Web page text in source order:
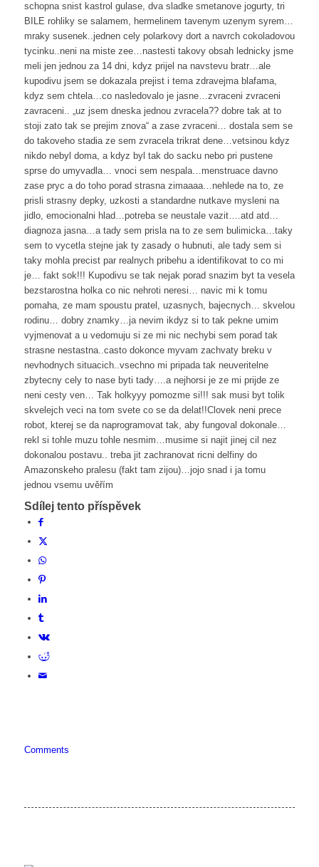
schopna snist kastrol gulase, dva sladke smetanove jogurty, tri
BILE rohliky se salamem, hermelinem tavenym uzenym syrem…
mraky susenek..jednen cely polarkovy dort a navrch cokoladovou
tycinku..neni na miste zee…nastesti takovy obsah lednicky jsme
meli jen jednou za 14 dni, kdyz prijel na navstevu bratr…ale
kupodivu jsem se dokazala prejist i tema zdravejma blafama,
kdyz sem chtela…co nasledovalo je jasne…zvraceni zvraceni
zavraceni.. „uz jsem dneska jednou zvracela?? dobre tak at to
stoji zato tak se prejim znova“ a zase zvraceni… dostala sem se
do takoveho stadia ze sem zvracela trikrat dene…vetsinou kdyz
nikdo nebyl doma, a kdyz byl tak do sacku nebo pri pustene
sprse do umyvadla… vnoci sem nespala…menstruace davno
zase pryc a do toho porad strasna zimaaaa…nehlede na to, ze
prisli strasny depky, uzkosti a standardne nutkave mysleni na
jidlo, emocionalni hlad…potreba se neustale vazit….atd atd…
diagnoza jasna…a tady sem prisla na to ze sem bulimicka…taky
sem to vycetla stejne jak ty zasady o hubnuti, ale tady sem si
taky mohla precist par realnych pribehu a identifikovat to co mi
je… fakt sok!!! Kupodivu se tak nejak porad snazim byt ta vesela
bezstarostna holka co nic nehroti neresi… navic mi k tomu
pomaha, ze mam spoustu pratel, uzasnych, bajecnych… skvelou
rodinu… dobry znamky…ja nevim ikdyz si to tak pekne umim
vyjmenovat a u vedomuju si ze mi nic nechybi sem porad tak
strasne nestastna..casto dokonce myvam zachvaty breku v
nevhodnych situacich..vsechno mi pripada tak neuveritelne
zbytecny cely to nase byti tady….a nejhorsi je ze mi prijde ze
neni cesty ven… Tak holkyyy pomozme si!!! sak musi byt tolik
skvelejch veci na tom svete co se da delat!!Clovek neni prece
robot, kterej se da naprogramovat tak, aby fungoval dokonale…
rekl si tohle muzu tohle nesmim…musime si najit jinej cil nez
dokonalou postavu.. treba jit zachranovat ricni delfiny do
Amazonskeho pralesu (fakt tam zijou)…jojo snad i ja tomu
jednou vsemu uvěřím
Sdílej tento příspěvek
Comments